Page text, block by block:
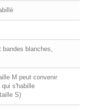
bandes blanches,
M peut convenir
qui s'habille
S)